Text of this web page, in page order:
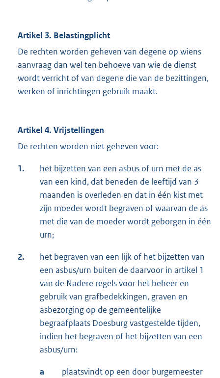
Artikel 3. Belastingplicht
De rechten worden geheven van degene op wiens
aanvraag dan wel ten behoeve van wie de dienst
wordt verricht of van degene die van de bezittingen,
werken of inrichtingen gebruik maakt.
Artikel 4. Vrijstellingen
De rechten worden niet geheven voor:
1.
het bijzetten van een asbus of urn met de as
van een kind, dat beneden de leeftijd van 3
maanden is overleden en dat in één kist met
zijn moeder wordt begraven of waarvan de as
met die van de moeder wordt geborgen in één
urn;
2.
het begraven van een lijk of het bijzetten van
een asbus/urn buiten de daarvoor in artikel 1
van de Nadere regels voor het beheer en
gebruik van grafbedekkingen, graven en
asbezorging op de gemeentelijke
begraafplaats Doesburg vastgestelde tijden,
indien het begraven of het bijzetten van een
asbus/urn:
a
plaatsvindt op een door burgemeester